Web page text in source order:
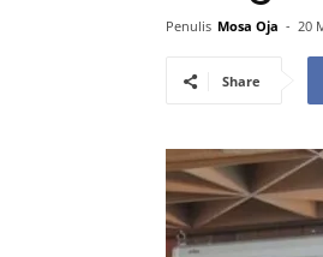
Penulis Mosa Oja - 20
Share